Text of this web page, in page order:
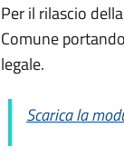
Per il rilascio
Comune
legale.
Scarica la